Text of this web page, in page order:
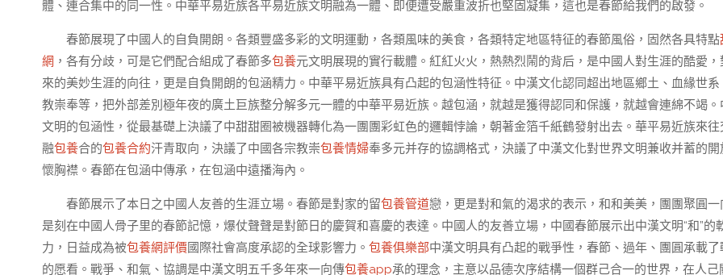
體、連合集中的同一性。中華平易近族各平易近族文明融為一體、即便遭受嚴重波折也堅固凝集，這也是春節給我們的啟發。
春節展現了中國人的自負開朗。各類豐盛多彩的文明運動，各類風味的美食，各類特定地區特征的春節風俗，固然各具特點
網 ，各有分歧，可是它們配合組成了春節多包養元文明展現的實行載體。紅紅火火，熱熱烈鬧的背后，是中國人對生涯的酷愛，
來的美妙生涯的向往，更是自負開朗的包涵精力。中華平易近族具有凸起的包涵性特征。中漢文化認同超出地區鄉土、血緣世系
教崇奉等，把外部差別極年夜的廣土巨族整分解多元一體的中華平易近族。越包涵，就越是獲得認同和保護，就越會連綿不竭。
文明的包涵性，從最基礎上決議了中甜甜圈被機器轉化為一團團彩虹色的邏輯悖論，朝著金箔千紙鶴發射出去。華平易近族來往
融包養合的包養合約汗青取向，決議了中國各宗教崇包養情婦奉多元并存的協調格式，決議了中漢文化對世界文明兼收并蓄的開
懷胸襟。春節在包涵中傳承，在包涵中遠播海內。
春節展示了本日之中國人友善的生涯立場。春節是對家的留包養管道戀，更是對和氣的渴求的表示，和和美美，團團聚圓一
是刻在中國人骨子里的春節記憶，爆仗聲聲是對節日的慶賀和喜慶的表達。中國人的友善立場，中國春節展示出中漢文明“和”的
力，日益成為被包養網評價國際社會高度承認的全球影響力。 包養俱樂部中漢文明具有凸起的戰爭性，春節、過年、團圓承載了
的愿看。戰爭、和氣、協調是中漢文明五千多年來一向傳包養app承的理念，主意以品德次序結構一個群己合一的世界，在人己